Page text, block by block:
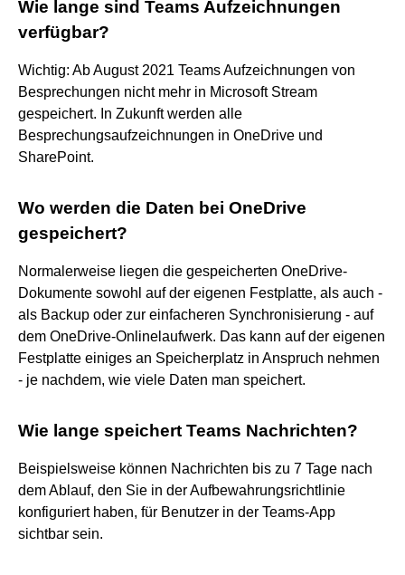
Wie lange sind Teams Aufzeichnungen
verfügbar?
Wichtig: Ab August 2021 Teams Aufzeichnungen von
Besprechungen nicht mehr in Microsoft Stream
gespeichert. In Zukunft werden alle
Besprechungsaufzeichnungen in OneDrive und
SharePoint.
Wo werden die Daten bei OneDrive
gespeichert?
Normalerweise liegen die gespeicherten OneDrive-
Dokumente sowohl auf der eigenen Festplatte, als auch -
als Backup oder zur einfacheren Synchronisierung - auf
dem OneDrive-Onlinelaufwerk. Das kann auf der eigenen
Festplatte einiges an Speicherplatz in Anspruch nehmen
- je nachdem, wie viele Daten man speichert.
Wie lange speichert Teams Nachrichten?
Beispielsweise können Nachrichten bis zu 7 Tage nach
dem Ablauf, den Sie in der Aufbewahrungsrichtlinie
konfiguriert haben, für Benutzer in der Teams-App
sichtbar sein.